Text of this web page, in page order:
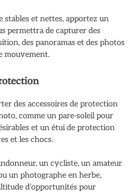
stables et nettes, apportez un
permettra de capturer des
des panoramas et des photos
mouvement.
des accessoires de protection
comme un pare-soleil pour
et un étui de protection
et les chocs.
un cycliste, un amateur
un photographe en herbe,
d’opportunités pour